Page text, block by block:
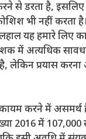
से डरता है,
भी नहीं करता
यह हमारे लिए
में अत्यधिक
लेकिन प्रयास करना
कायम करने में
2016 में